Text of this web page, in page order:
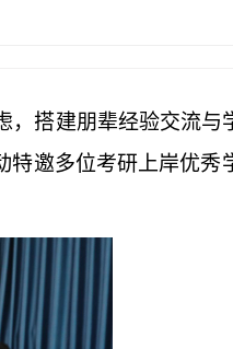
，搭建朋辈经验交流与
特邀多位考研上岸优秀